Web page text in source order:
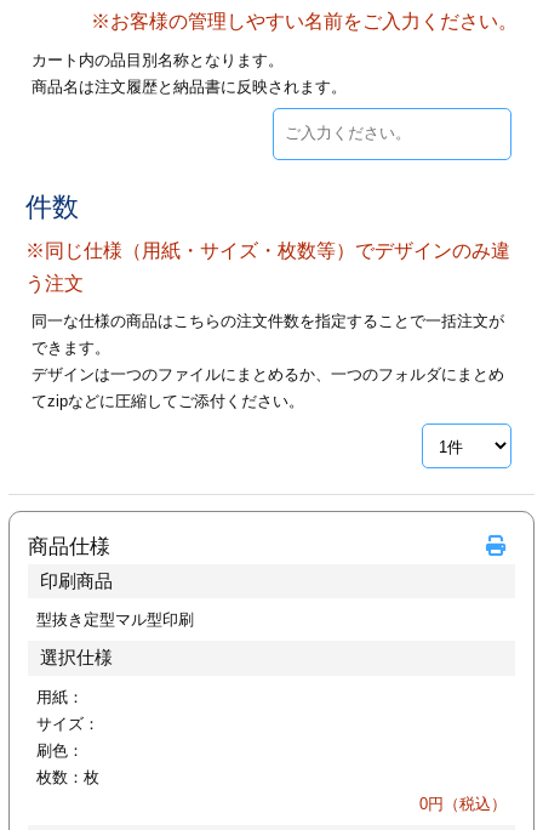
ファイル印刷
ァイル印刷
印刷
印刷
リーブ印刷
加工
名刺印刷
ムカード印刷
刷
カード印刷
フォルダー
ァイル印刷
※お客様の管理しやすい名前をご入力ください。
カート内の品目別名称となります。
商品名は注文履歴と納品書に反映されます。
件数
※同じ仕様（用紙・サイズ・枚数等）でデザインのみ違
う注文
同一な仕様の商品はこちらの注文件数を指定することで一括注文が
できます。
デザインは一つのファイルにまとめるか、一つのフォルダにまとめ
てzipなどに圧縮してご添付ください。
商品仕様
印刷商品
型抜き定型マル型印刷
選択仕様
用紙：
サイズ：
刷色：
枚数： 枚
0円（税込）